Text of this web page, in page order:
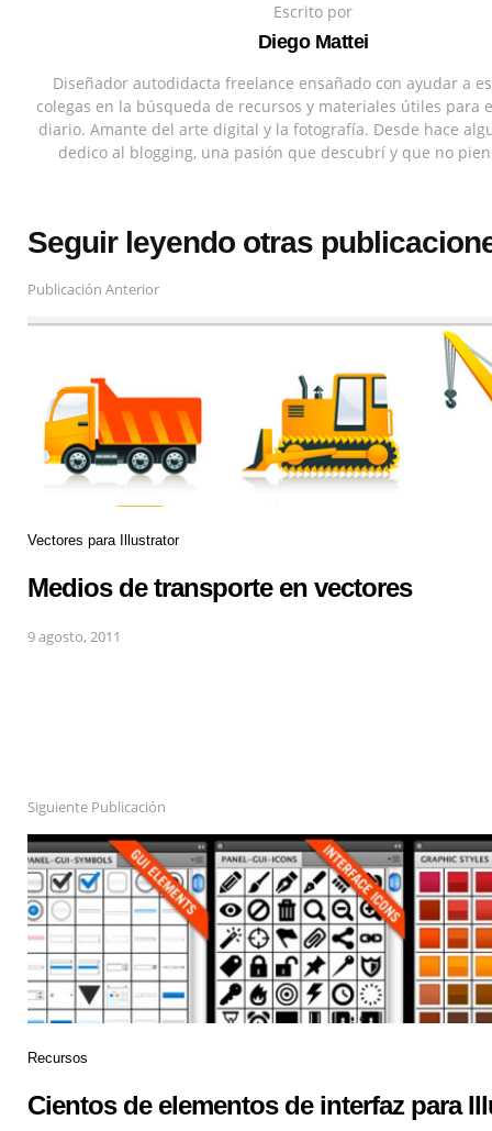
Escrito por
Diego Mattei
Diseñador autodidacta freelance ensañado con ayudar a
colegas en la búsqueda de recursos y materiales útiles para
diario. Amante del arte digital y la fotografía. Desde hace
dedico al blogging, una pasión que descubrí y que no
Seguir leyendo otras
Publicación Anterior
Vectores para Illustrator
Medios de transporte en vectores
9 agosto, 2011
Siguiente Publicación
Recursos
Cientos de elementos de interfaz para